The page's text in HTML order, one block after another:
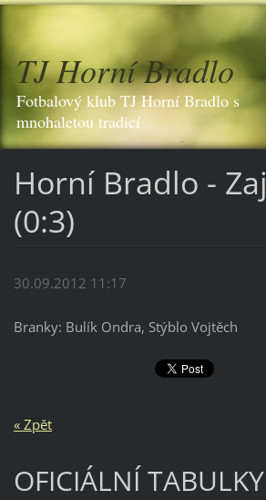
TJ Horní Bradlo
Fotbalový klub TJ Horní Bradlo s
mnohaletou tradicí
Horní Bradlo -
(0:3)
30.09.2012 11:17
Branky: Bulík Ondra, Stýblo Vojtěch
« Zpět
OFICIÁLNÍ TABULKY